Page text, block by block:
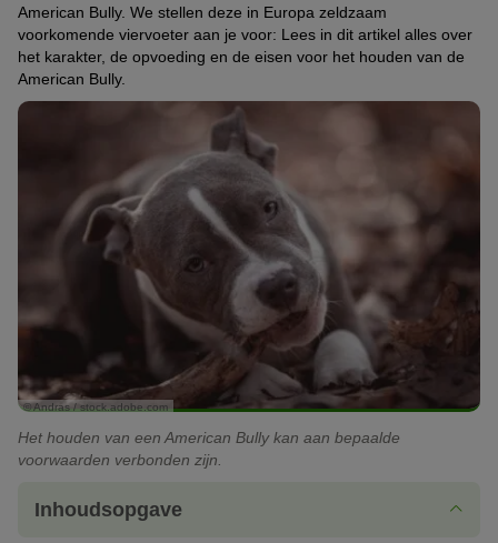
American Bully. We stellen deze in Europa zeldzaam
voorkomende viervoeter aan je voor: Lees in dit artikel alles over
het karakter, de opvoeding en de eisen voor het houden van de
American Bully.
© Andras / stock.adobe.com
Het houden van een American Bully kan aan bepaalde
voorwaarden verbonden zijn.
Inhoudsopgave